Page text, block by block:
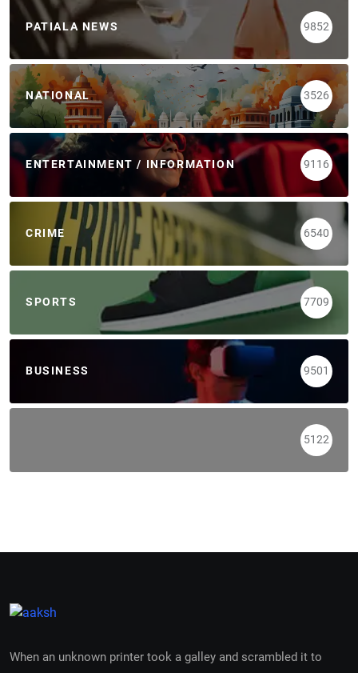
PATIALA NEWS 9852
NATIONAL 3526
ENTERTAINMENT / INFORMATION 9116
CRIME 6540
SPORTS 7709
BUSINESS 9501
5122
When an unknown printer took a galley and scrambled it to